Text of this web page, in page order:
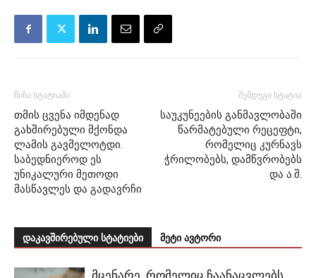
წინა სტატიაში
თმის ცვენა იმდენად
გახშირებული მქონდა
ლამის გავმელოტდი.
საბედნიეროდ ეს
უნიკალური მეთოდი
მასწავლეს და გადავრჩი
შემდეგი სტატია
საუკუნეების განმავლობაში
წარმატებული რეცეფტი,
რომელიც კურნავს
ჭრილობებს, დამწვრობებს
და ა.შ.
დაკავშირებული სტატიები მეტი ავტორი